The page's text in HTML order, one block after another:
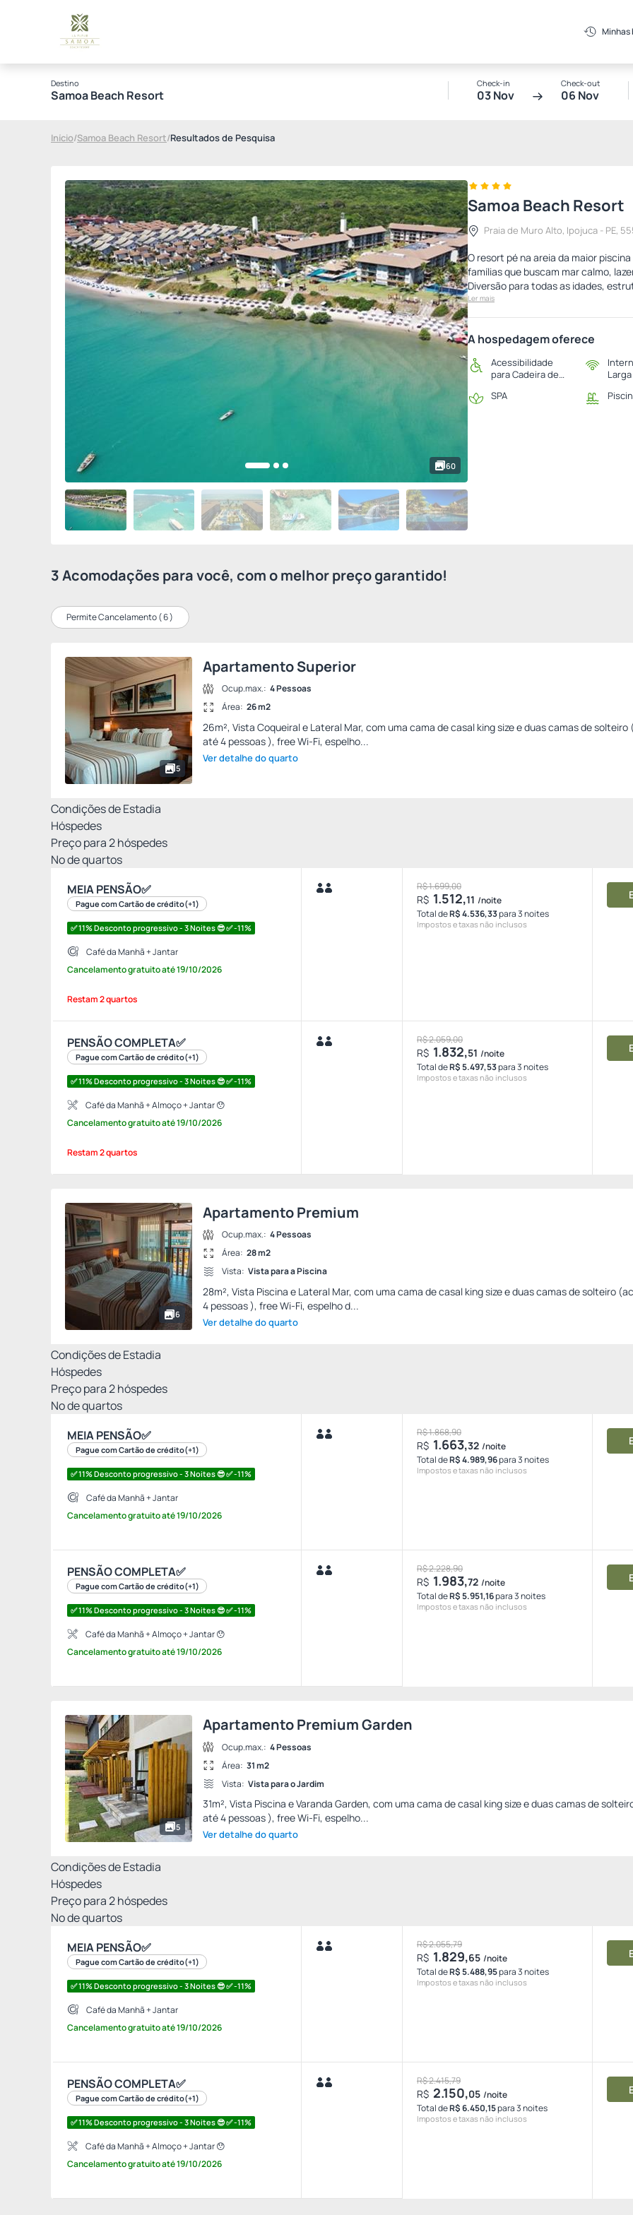
Minhas
Destino
Samoa Beach Resort
Check-in
03 Nov
Check-out
06 Nov
Início/Samoa Beach Resort/Resultados de Pesquisa
60
Samoa Beach Resort
Praia de Muro Alto, Ipojuca - PE,
O resort pé na areia da maior
famílias que buscam mar calmo,
Diversão para todas as idades,
Ler mais
A hospedagem oferece
Acessibilidade
para Cadeira de
Larga
SPA
3 Acomodações para você, com o melhor preço garantido!
Permite Cancelamento (6)
5
Apartamento Superior
Ocup.max.: 4 Pessoas
Área: 26 m2
26m², Vista Coqueiral e Lateral Mar, com uma cama de casal king size e duas camas de solteiro
até 4 pessoas ), free Wi-Fi, espelho...
Ver detalhe do quarto
Condições de Estadia
Hóspedes
Preço para2hóspedes
Nº de quartos
MEIA PENSÃO✅
Pague com Cartão de crédito(+1)
✅ 11% Desconto progressivo - 3 Noites 😎 ✅ -11%
Café da Manhã + Jantar
Cancelamento gratuitoaté19/10/2026
Restam 2 quartos
R$ 1.699,00
R$ 1.512,11 /noite
Total deR$ 4.536,33para 3 noites
Impostos e taxas não inclusos
PENSÃO COMPLETA✅
Pague com Cartão de crédito(+1)
✅ 11% Desconto progressivo - 3 Noites 😎 ✅ -11%
Café da Manhã + Almoço + Jantar 😯
Cancelamento gratuitoaté19/10/2026
Restam 2 quartos
R$ 2.059,00
R$ 1.832,51 /noite
Total deR$ 5.497,53para 3 noites
Impostos e taxas não inclusos
6
Apartamento Premium
Ocup.max.: 4 Pessoas
Área: 28 m2
Vista: Vista para a Piscina
28m², Vista Piscina e Lateral Mar, com uma cama de casal king size e duas camas de solteiro
4 pessoas ), free Wi-Fi, espelho d...
Ver detalhe do quarto
Condições de Estadia
Hóspedes
Preço para2hóspedes
Nº de quartos
MEIA PENSÃO✅
Pague com Cartão de crédito(+1)
✅ 11% Desconto progressivo - 3 Noites 😎 ✅ -11%
Café da Manhã + Jantar
Cancelamento gratuitoaté19/10/2026
R$ 1.868,90
R$ 1.663,32 /noite
Total deR$ 4.989,96para 3 noites
Impostos e taxas não inclusos
PENSÃO COMPLETA✅
Pague com Cartão de crédito(+1)
✅ 11% Desconto progressivo - 3 Noites 😎 ✅ -11%
Café da Manhã + Almoço + Jantar 😯
Cancelamento gratuitoaté19/10/2026
R$ 2.228,90
R$ 1.983,72 /noite
Total deR$ 5.951,16para 3 noites
Impostos e taxas não inclusos
5
Apartamento Premium Garden
Ocup.max.: 4 Pessoas
Área: 31 m2
Vista: Vista para o Jardim
31m², Vista Piscina e Varanda Garden, com uma cama de casal king size e duas camas de
até 4 pessoas ), free Wi-Fi, espelho...
Ver detalhe do quarto
Condições de Estadia
Hóspedes
Preço para2hóspedes
Nº de quartos
MEIA PENSÃO✅
Pague com Cartão de crédito(+1)
✅ 11% Desconto progressivo - 3 Noites 😎 ✅ -11%
Café da Manhã + Jantar
Cancelamento gratuitoaté19/10/2026
R$ 2.055,79
R$ 1.829,65 /noite
Total deR$ 5.488,95para 3 noites
Impostos e taxas não inclusos
PENSÃO COMPLETA✅
Pague com Cartão de crédito(+1)
✅ 11% Desconto progressivo - 3 Noites 😎 ✅ -11%
Café da Manhã + Almoço + Jantar 😯
Cancelamento gratuitoaté19/10/2026
R$ 2.415,79
R$ 2.150,05 /noite
Total deR$ 6.450,15para 3 noites
Impostos e taxas não inclusos